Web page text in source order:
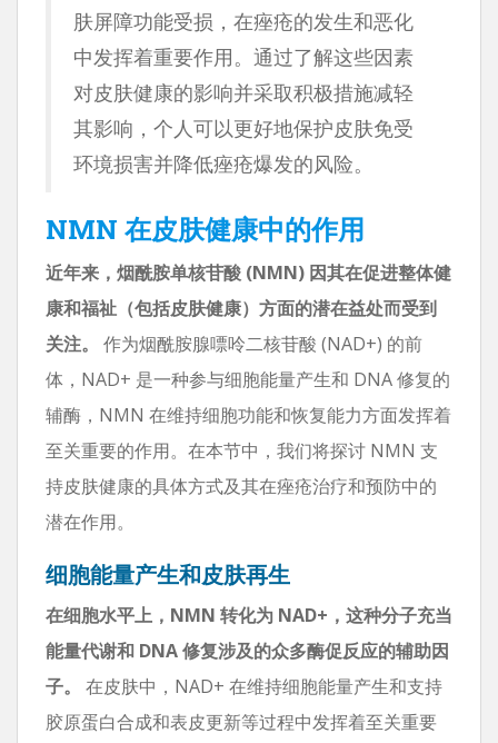
肤屏障功能受损，在痤疮的发生和恶化
中发挥着重要作用。通过了解这些因素
对皮肤健康的影响并采取积极措施减轻
其影响，个人可以更好地保护皮肤免受
环境损害并降低痤疮爆发的风险。
NMN 在皮肤健康中的作用
近年来，烟酰胺单核苷酸 (NMN) 因其在促进整体健
康和福祉（包括皮肤健康）方面的潜在益处而受到
关注。
作为烟酰胺腺嘌呤二核苷酸 (NAD+) 的前
体，NAD+ 是一种参与细胞能量产生和 DNA 修复的
辅酶，NMN 在维持细胞功能和恢复能力方面发挥着
至关重要的作用。在本节中，我们将探讨 NMN 支
持皮肤健康的具体方式及其在痤疮治疗和预防中的
潜在作用。
细胞能量产生和皮肤再生
在细胞水平上，NMN 转化为 NAD+，这种分子充当
能量代谢和 DNA 修复涉及的众多酶促反应的辅助因
子。
在皮肤中，NAD+ 在维持细胞能量产生和支持
胶原蛋白合成和表皮更新等过程中发挥着至关重要